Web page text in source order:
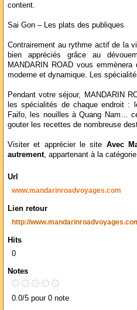
content.
Sai Gon – Les plats des publiques
Contrairement au rythme actif de la
bien appréciés grâce au
MANDARIN ROAD vous
moderne et dynamique. Les
Pendant votre séjour, MANDARIN
les spécialités de chaque endroit
Faifo, les nouilles à Quang Nam…
gouter les recettes de nombreuse
Visiter et apprécier le site Avec
autrement, appartenant à la catégorie
Url
www.mandarinroadvoyages.com
Lien retour
http://
Hits
0
Notes
0.0/5 pour 0 note